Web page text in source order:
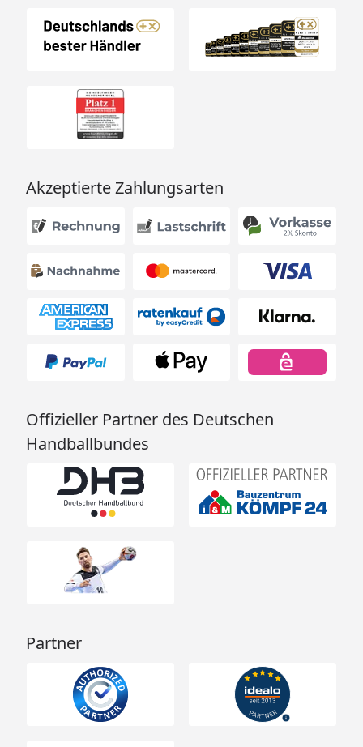
Akzeptierte Zahlungsarten
Offizieller Partner des Deutschen
Handballbundes
Partner